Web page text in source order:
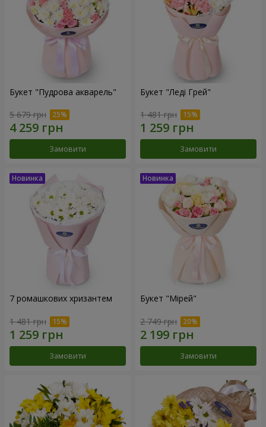
Букет "Пудрова акварель"
5 679 грн
Замовити
Букет "Леді Грей"
1 481 грн
Замовити
7 ромашкових хризантем
1 481 грн
Замовити
Букет "Мірей"
2 749 грн
Замовити